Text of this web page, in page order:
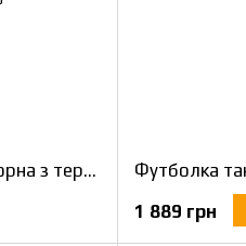
Футболка тактична Убакс чорна з термотканини CoolPass antistatic 58
1 889 грн